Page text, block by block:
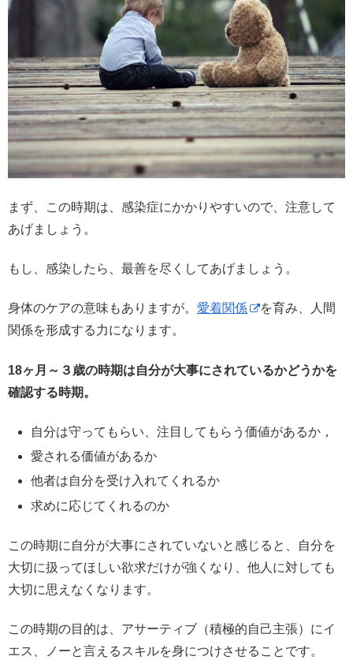
まず、この時期は、感染症にかかりやすいので、注意して
あげましょう。
もし、感染したら、最善を尽くしてあげましょう。
身体のケアの意味もありますが。 愛着関係
を育み、人間
関係を形成する力になります。
18ヶ月～３歳の時期は自分が大事にされているかどうかを
確認する時期。
自分は守ってもらい、注目してもらう価値があるか，
愛される価値があるか
他者は自分を受け入れてくれるか
求めに応じてくれるのか
この時期に自分が大事にされていないと感じると、自分を
大切に扱ってほしい欲求だけが強くなり、他人に対しても
大切に思えなくなります。
この時期の目的は、アサーティブ（積極的自己主張）にイ
エス、ノーと言えるスキルを身につけさせることです。